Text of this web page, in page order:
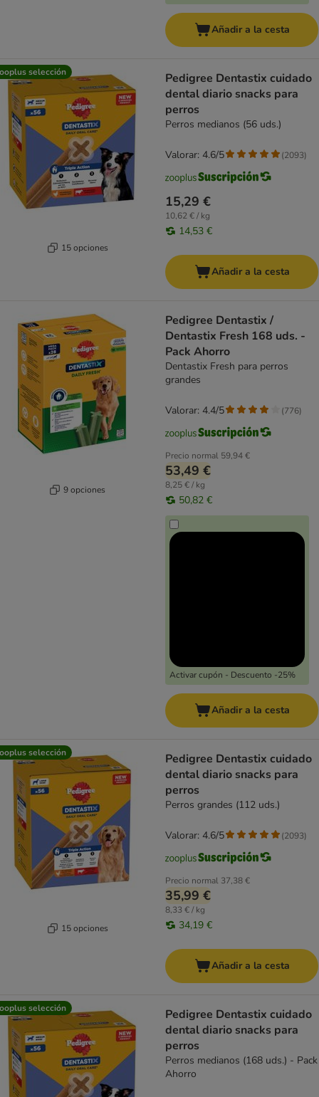
Añadir a la cesta
selección
15 opciones
Pedigree Dentastix cuidado
dental diario snacks para
perros
Perros medianos (56 uds.)
15,29 €
10,62 € / kg
14,53 €
Valorar: 4.6/5 (2093)
Añadir a la cesta
9 opciones
Pedigree Dentastix /
Dentastix Fresh 168 uds. -
Pack Ahorro
Dentastix Fresh para perros
grandes
Precio normal 59,94 €
53,49 €
8,25 € / kg
50,82 €
Activar cupón - Descuento -25%
Valorar: 4.4/5 (776)
Añadir a la cesta
selección
15 opciones
Pedigree Dentastix cuidado
dental diario snacks para
perros
Perros grandes (112 uds.)
Precio normal 37,38 €
35,99 €
8,33 € / kg
34,19 €
Valorar: 4.6/5 (2093)
Añadir a la cesta
selección
Pedigree Dentastix cuidado
dental diario snacks para
perros
Perros medianos (168 uds.) - Pack
Ahorro